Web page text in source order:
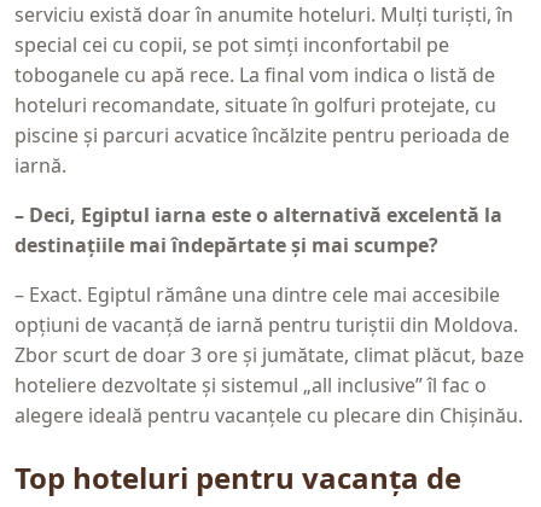
serviciu există doar în anumite hoteluri. Mulți turiști, în
special cei cu copii, se pot simți inconfortabil pe
toboganele cu apă rece. La final vom indica o listă de
hoteluri recomandate, situate în golfuri protejate, cu
piscine și parcuri acvatice încălzite pentru perioada de
iarnă.
– Deci, Egiptul iarna este o alternativă excelentă la
destinațiile mai îndepărtate și mai scumpe?
– Exact. Egiptul rămâne una dintre cele mai accesibile
opțiuni de vacanță de iarnă pentru turiștii din Moldova.
Zbor scurt de doar 3 ore și jumătate, climat plăcut, baze
hoteliere dezvoltate și sistemul „all inclusive” îl fac o
alegere ideală pentru vacanțele cu plecare din Chișinău.
Top hoteluri pentru vacanța de